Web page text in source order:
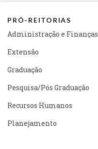
PRÓ-REITORIAS
Administração e Finanças
Extensão
Graduação
Pesquisa/Pós Graduação
Recursos Humanos
Planejamento